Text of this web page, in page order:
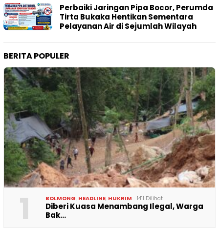
Perbaiki Jaringan Pipa Bocor, Perumda
Tirta Bukaka Hentikan Sementara
Pelayanan Air di Sejumlah Wilayah
BERITA POPULER
1 BOLMONG, HEADLINE, HUKRIM 1411 Dilihat
Diberi Kuasa Menambang Ilegal, Warga
Bak…